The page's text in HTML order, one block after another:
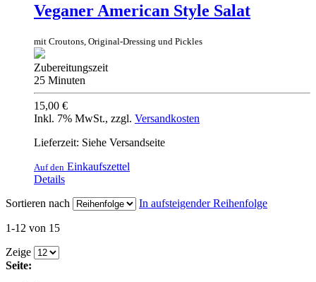
Veganer American Style Salat
mit Croutons, Original-Dressing und Pickles
Zubereitungszeit
25 Minuten
15,00 €
Inkl. 7% MwSt., zzgl. Versandkosten
Lieferzeit: Siehe Versandseite
Auf den Einkaufszettel
Details
Sortieren nach
In aufsteigender Reihenfolge
1-12 von 15
Zeige
Seite: